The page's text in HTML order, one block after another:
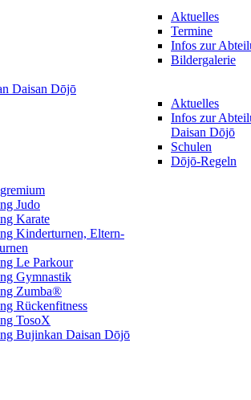
Aktuelles
Termine
Infos zur
Bildergalerie
Daisan Dōjō
Aktuelles
Infos zur
Daisan Dōjō
Schulen
Dōjō-Regeln
Judo
Karate
Kinderturnen, Eltern-
Le Parkour
Gymnastik
Zumba®
Rückenfitness
TosoX
Bujinkan Daisan Dōjō